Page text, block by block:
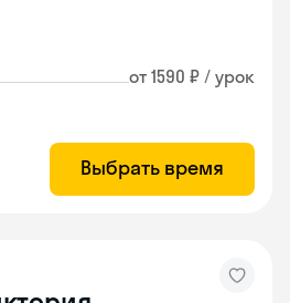
от 1590 ₽ / урок
Выбрать время